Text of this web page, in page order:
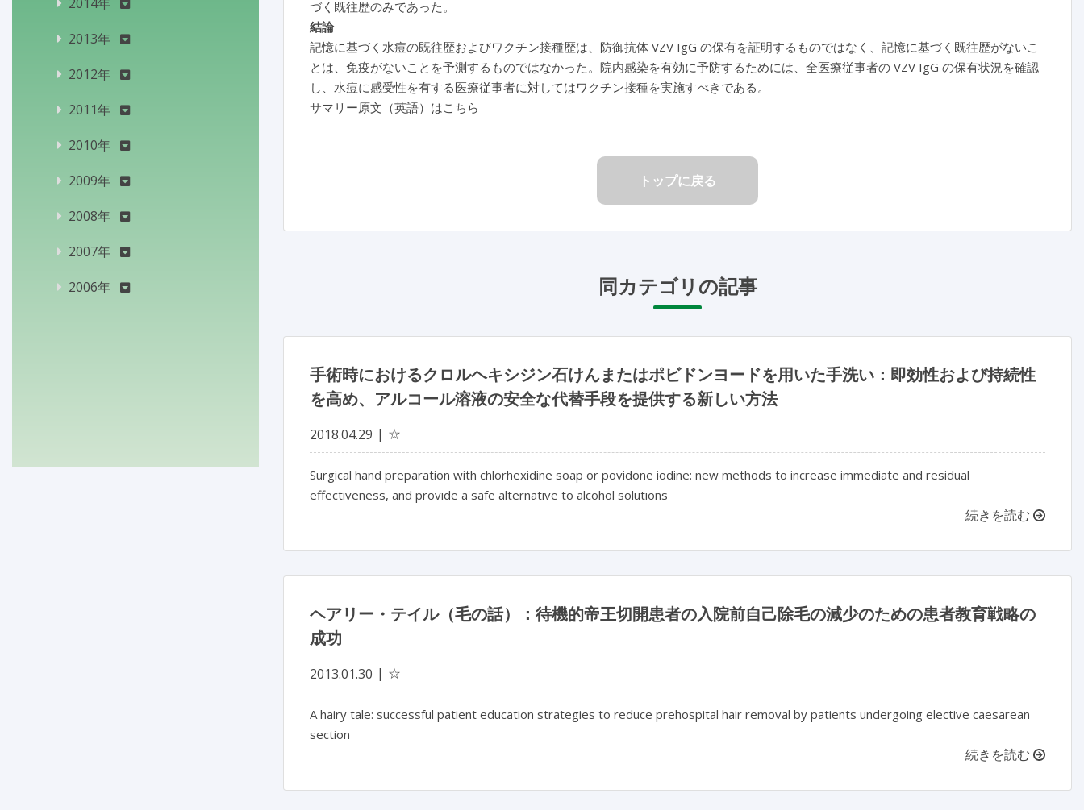
づく既往歴のみであった。
結論
記憶に基づく水痘の既往歴およびワクチン接種歴は、防御抗体 VZV IgG の保有を証明するものではなく、記憶に基づく既往歴がないこ
とは、免疫がないことを予測するものではなかった。院内感染を有効に予防するためには、全医療従事者の VZV IgG の保有状況を確認
し、水痘に感受性を有する医療従事者に対してはワクチン接種を実施すべきである。
サマリー原文（英語）はこちら
トップに戻る
同カテゴリの記事
手術時におけるクロルヘキシジン石けんまたはポビドンヨードを用いた手洗い：即効性および持続性
を高め、アルコール溶液の安全な代替手段を提供する新しい方法
2018.04.29 ☆
Surgical hand preparation with chlorhexidine soap or povidone iodine: new methods to increase immediate and residual
effectiveness, and provide a safe alternative to alcohol solutions
続きを読む
ヘアリー・テイル（毛の話）：待機的帝王切開患者の入院前自己除毛の減少のための患者教育戦略の
成功
2013.01.30 ☆
A hairy tale: successful patient education strategies to reduce prehospital hair removal by patients undergoing elective caesarean
section
続きを読む
2013年
2012年
2011年
2010年
2009年
2008年
2007年
2006年